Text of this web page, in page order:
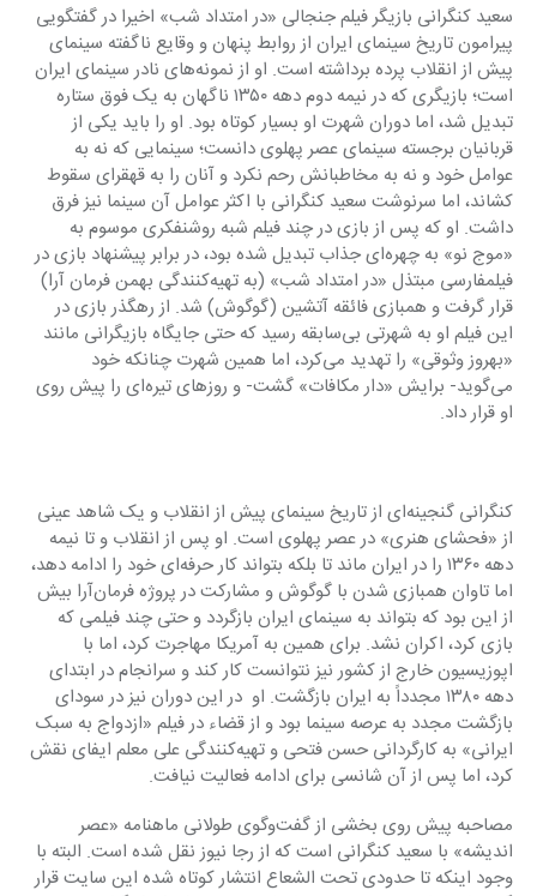
سعید کنگرانی بازیگر فیلم جنجالی «در امتداد شب» اخیرا در گفتگویی
پیرامون تاریخ سینمای ایران از روابط پنهان و وقایع ناگفته سینمای
پیش از انقلاب پرده برداشته است. او از نمونه‌های نادر سینمای ایران
است؛ بازیگری که در نیمه دوم دهه ۱۳۵۰ ناگهان به یک فوق ستاره
تبدیل شد، اما دوران شهرت او بسیار کوتاه بود. او را باید یکی از
قربانیان برجسته سینمای عصر پهلوی دانست؛ سینمایی که نه به
عوامل خود و نه به مخاطبانش رحم نکرد و آنان را به قهقرای سقوط
کشاند، اما سرنوشت سعید کنگرانی با اکثر عوامل آن سینما نیز فرق
داشت. او که پس از بازی در چند فیلم شبه روشنفکری موسوم به
«موج نو» به چهره‌ای جذاب تبدیل شده بود، در برابر پیشنهاد بازی در
فیلمفارسی مبتذل «در امتداد شب» (به تهیه‌کنندگی بهمن فرمان آرا)
قرار گرفت و همبازی فائقه آتشین (گوگوش) شد. از رهگذر بازی در
این فیلم او به شهرتی بی‌سابقه رسید که حتی جایگاه بازیگرانی مانند
«بهروز وثوقی» را تهدید می‌کرد، اما همین شهرت چنانکه خود
می‌گوید- برایش «دار مکافات» گشت- و روزهای تیره‌ای را پیش روی
او قرار داد.
کنگرانی گنجینه‌ای از تاریخ سینمای پیش از انقلاب و یک شاهد عینی
از «فحشای هنری» در عصر پهلوی است. او پس از انقلاب و تا نیمه
دهه ۱۳۶۰ را در ایران ماند تا بلکه بتواند کار حرفه‌ای خود را ادامه دهد،
اما تاوان همبازی شدن با گوگوش و مشارکت در پروژه فرمان‌آرا بیش
از این بود که بتواند به سینمای ایران بازگردد و حتی چند فیلمی که
بازی کرد، اکران نشد. برای همین به آمریکا مهاجرت کرد، اما با
اپوزیسیون خارج از کشور نیز نتوانست کار کند و سرانجام در ابتدای
دهه ۱۳۸۰ مجدداً به ایران بازگشت. او  در این دوران نیز در سودای
بازگشت مجدد به عرصه سینما بود و از قضاء در فیلم «ازدواج به سبک
ایرانی» به کارگردانی حسن فتحی و تهیه‌کنندگی علی معلم ایفای نقش
کرد، اما پس از آن شانسی برای ادامه فعالیت نیافت.
مصاحبه پیش روی بخشی از گفت‌وگوی طولانی ماهنامه «عصر
اندیشه» با سعید کنگرانی است که از رجا نیوز نقل شده است. البته با
وجود اینکه تا حدودی تحت الشعاع انتشار کوتاه شده این سایت قرار